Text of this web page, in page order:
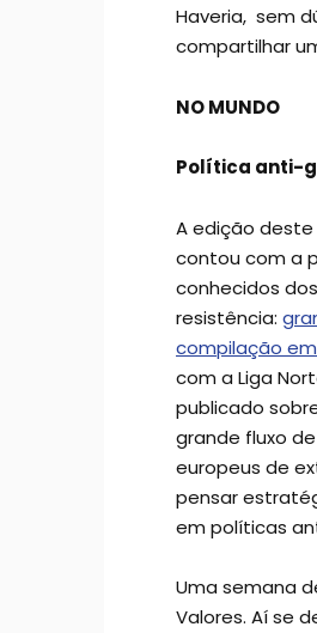
Haveria, sem
compartilhar
NO MUNDO
Política anti-
A edição deste
contou com a
conhecidos
resistência:
compilação
com a Liga
publicado
grande fluxo
europeus de
pensar
em políticas
Uma semana
Valores. Aí se